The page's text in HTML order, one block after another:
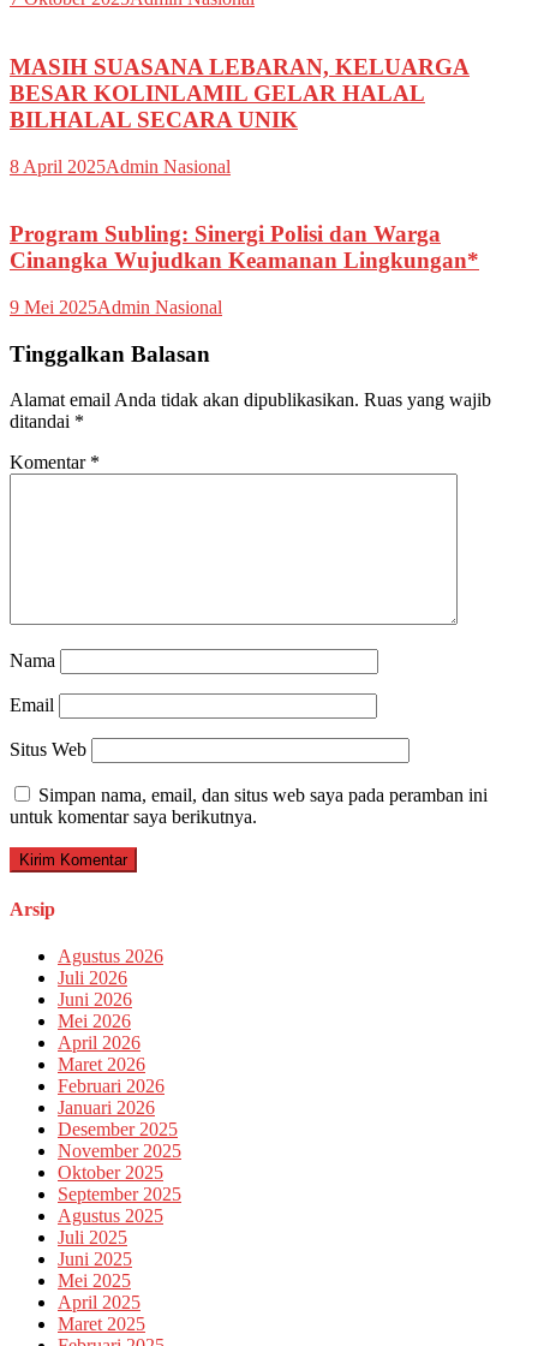
MASIH SUASANA LEBARAN, KELUARGA
BESAR KOLINLAMIL GELAR HALAL
BILHALAL SECARA UNIK
8 April 2025Admin Nasional
Program Subling: Sinergi Polisi dan Warga
Cinangka Wujudkan Keamanan Lingkungan*
9 Mei 2025Admin Nasional
Tinggalkan Balasan
Alamat email Anda tidak akan dipublikasikan. Ruas yang wajib
ditandai *
Komentar *
Nama
Email
Situs Web
Simpan nama, email, dan situs web saya pada peramban ini
untuk komentar saya berikutnya.
Arsip
Agustus 2026
Juli 2026
Juni 2026
Mei 2026
April 2026
Maret 2026
Februari 2026
Januari 2026
Desember 2025
November 2025
Oktober 2025
September 2025
Agustus 2025
Juli 2025
Juni 2025
Mei 2025
April 2025
Maret 2025